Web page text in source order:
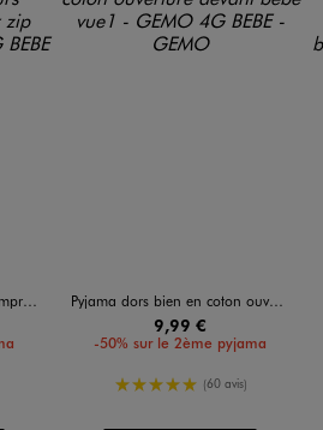
bébé Pyjama dors bien en coton ouverture devant bébé
9,99 €
-50% sur le 2ème pyjama
5/5 de moyenne
(60 avis)